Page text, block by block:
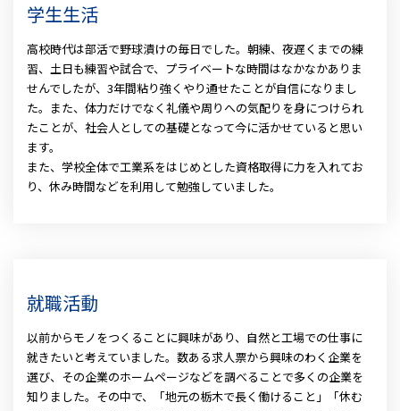
学生生活
高校時代は部活で野球漬けの毎日でした。朝練、夜遅くまでの練
習、土日も練習や試合で、プライベートな時間はなかなかありま
せんでしたが、3年間粘り強くやり通せたことが自信になりまし
た。また、体力だけでなく礼儀や周りへの気配りを身につけられ
たことが、社会人としての基礎となって今に活かせていると思い
ます。
また、学校全体で工業系をはじめとした資格取得に力を入れてお
り、休み時間などを利用して勉強していました。
就職活動
以前からモノをつくることに興味があり、自然と工場での仕事に
就きたいと考えていました。数ある求人票から興味のわく企業を
選び、その企業のホームページなどを調べることで多くの企業を
知りました。その中で、「地元の栃木で長く働けること」「休む